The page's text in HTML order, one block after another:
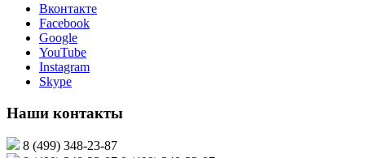
Вконтакте
Facebook
Google
YouTube
Instagram
Skype
Наши контакты
8 (499) 348-23-87